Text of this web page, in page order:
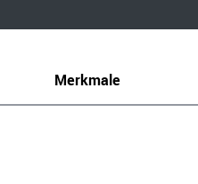
Merkmale